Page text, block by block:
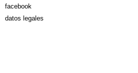
facebook
datos legales